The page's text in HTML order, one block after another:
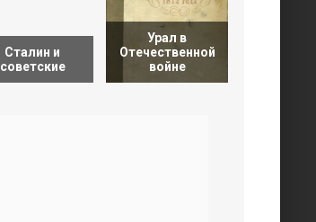
Сталин и
советские
Урал в
Отечественной
войне